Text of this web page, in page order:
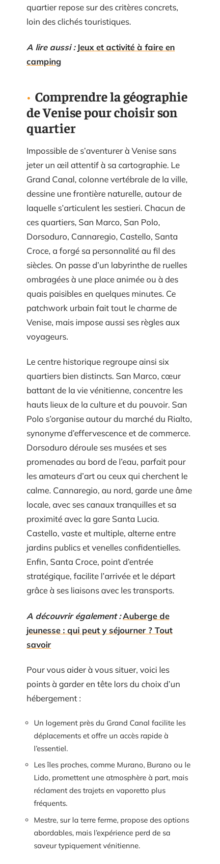
quartier repose sur des critères concrets,
loin des clichés touristiques.
A lire aussi : Jeux et activité à faire en
camping
Comprendre la géographie
de Venise pour choisir son
quartier
Impossible de s’aventurer à Venise sans
jeter un œil attentif à sa cartographie. Le
Grand Canal, colonne vertébrale de la ville,
dessine une frontière naturelle, autour de
laquelle s’articulent les sestieri. Chacun de
ces quartiers, San Marco, San Polo,
Dorsoduro, Cannaregio, Castello, Santa
Croce, a forgé sa personnalité au fil des
siècles. On passe d’un labyrinthe de ruelles
ombragées à une place animée ou à des
quais paisibles en quelques minutes. Ce
patchwork urbain fait tout le charme de
Venise, mais impose aussi ses règles aux
voyageurs.
Le centre historique regroupe ainsi six
quartiers bien distincts. San Marco, cœur
battant de la vie vénitienne, concentre les
hauts lieux de la culture et du pouvoir. San
Polo s’organise autour du marché du Rialto,
synonyme d’effervescence et de commerce.
Dorsoduro déroule ses musées et ses
promenades au bord de l’eau, parfait pour
les amateurs d’art ou ceux qui cherchent le
calme. Cannaregio, au nord, garde une âme
locale, avec ses canaux tranquilles et sa
proximité avec la gare Santa Lucia.
Castello, vaste et multiple, alterne entre
jardins publics et venelles confidentielles.
Enfin, Santa Croce, point d’entrée
stratégique, facilite l’arrivée et le départ
grâce à ses liaisons avec les transports.
A découvrir également :Auberge de
jeunesse : qui peut y séjourner ? Tout
savoir
Pour vous aider à vous situer, voici les
points à garder en tête lors du choix d’un
hébergement :
Un logement près du Grand Canal facilite les
déplacements et offre un accès rapide à
l’essentiel.
Les îles proches, comme Murano, Burano ou le
Lido, promettent une atmosphère à part, mais
réclament des trajets en vaporetto plus
fréquents.
Mestre, sur la terre ferme, propose des options
abordables, mais l’expérience perd de sa
saveur typiquement vénitienne.